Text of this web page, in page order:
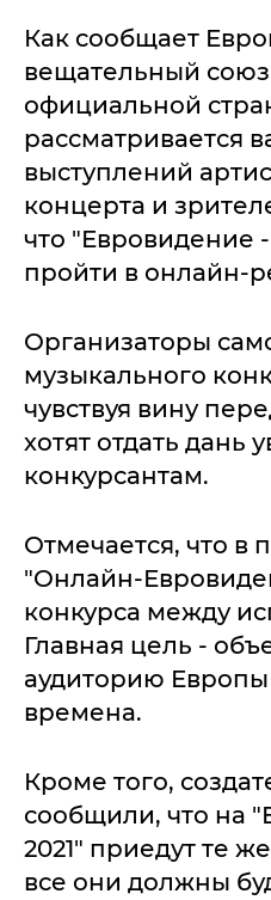
Как сообщает
вещательный союз
официальной
рассматривается
выступлений
концерта и
что "Евровидение
пройти в онлайн-
Организаторы
музыкального
чувствуя вину
хотят отдать дань
конкурсантам.
Отмечается, что в
"Онлайн-
конкурса между
Главная цель -
аудиторию
времена.
Кроме того,
сообщили, что на
2021" приедут те
все они должны